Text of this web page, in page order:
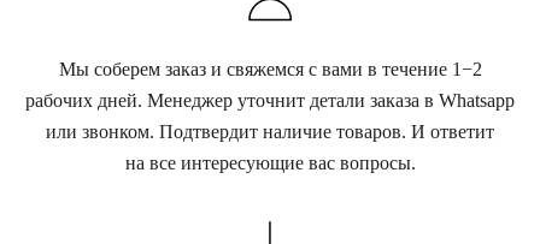
Мы соберем заказ и свяжемся с вами в течение 1−2
рабочих дней. Менеджер уточнит детали заказа в Whatsapp
или звонком. Подтвердит наличие товаров. И ответит
на все интересующие вас вопросы.